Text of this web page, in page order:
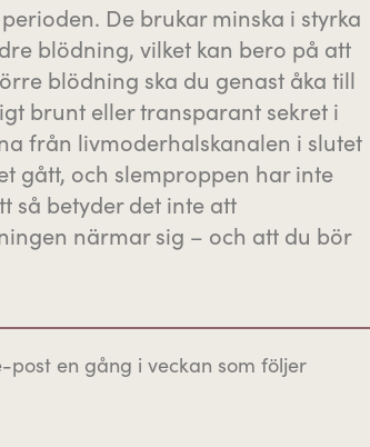
De brukar minska i styrka
blödning, vilket kan bero på att
blödning ska du genast åka till
brunt eller transparant sekret i
från livmoderhalskanalen i slutet
gått, och slemproppen har inte
så betyder det inte att
närmar sig – och att du bör
post en gång i veckan som följer